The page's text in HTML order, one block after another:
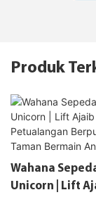
Produk
Wahana
Unicorn | Lift